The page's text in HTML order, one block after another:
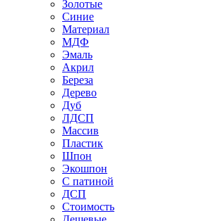
Золотые
Синие
Материал
МДФ
Эмаль
Акрил
Береза
Дерево
Дуб
ЛДСП
Массив
Пластик
Шпон
Экошпон
С патиной
ДСП
Стоимость